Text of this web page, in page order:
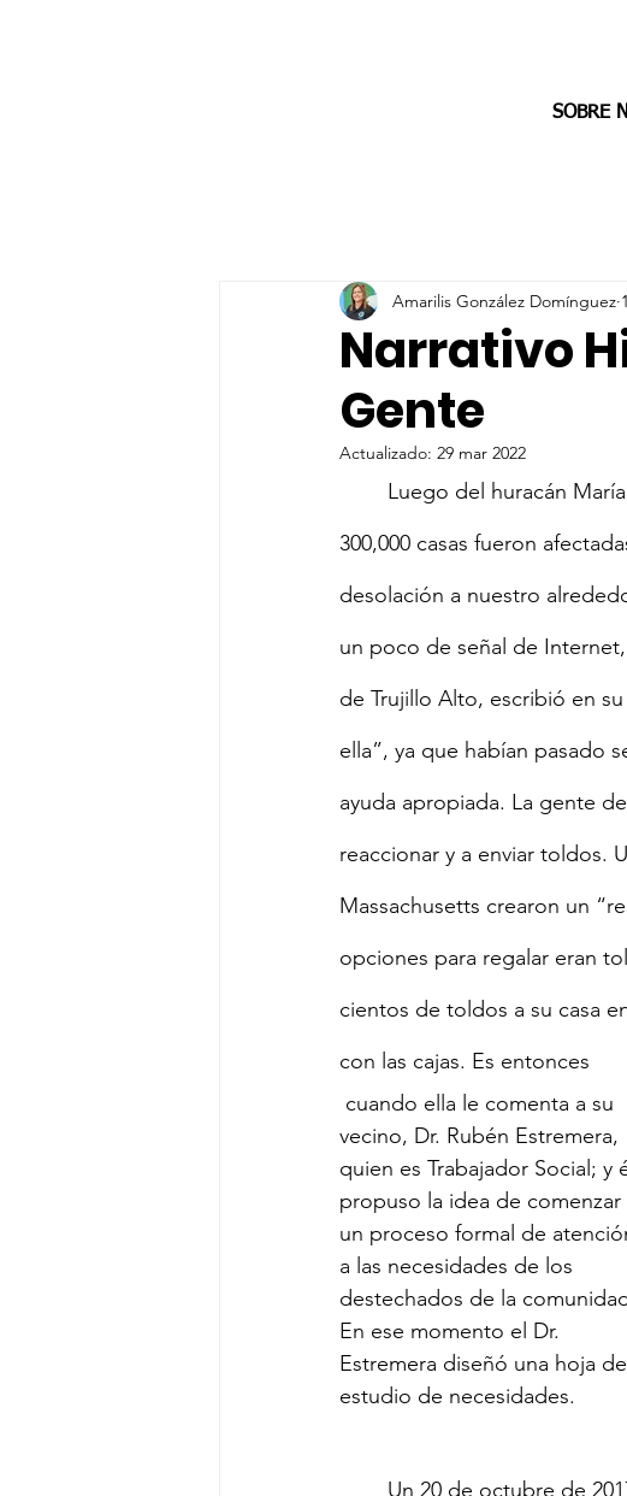
SOBRE
Narrativo
Gente
Amarilis González Domínguez
Actualizado: 29 mar 2022
300,000 casas fueron
desolación a nuestro
un poco de señal de
de Trujillo Alto, escribió en
ella”, ya que habían pasado
ayuda apropiada. La gente
reaccionar y a enviar toldos.
Massachusetts crearon un
opciones para regalar eran
cientos de toldos a su casa
con las cajas. Es entonces
vecino, Dr. Rubén Estremera,
quien es Trabajador Social; y
propuso la idea de comenzar
un proceso formal de
a las necesidades de los
destechados de la
En ese momento el Dr.
Estremera diseñó una hoja de
estudio de necesidades.